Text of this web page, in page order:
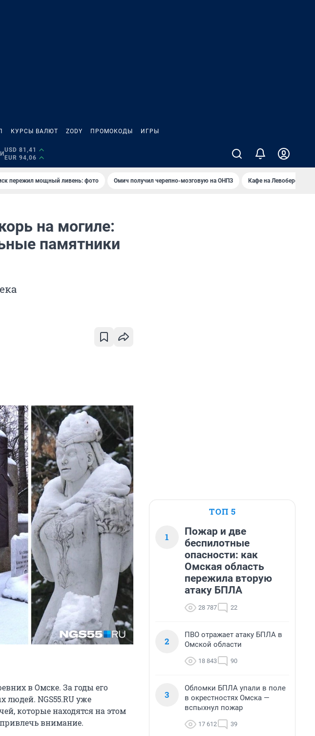
КУРСЫ ВАЛЮТ ZODY ПРОМОКОДЫ ИГРЫ
USD 81,41
EUR 94,06
пережил мощный ливень: фото Омич получил черепно-мозговую на ОНПЗ Кафе на Левобережье
на могиле:
памятники
в Омске. За годы его
людей. NGS55.RU уже
которые находятся на этом
внимание.
ТОП 5
1
Пожар и две
беспилотные
опасности: как
Омская область
пережила вторую
атаку БПЛА
28 787 22
2
ПВО отражает атаку БПЛА в
Омской области
18 843 90
3
Обломки БПЛА упали в поле
в окрестностях Омска —
вспыхнул пожар
17 612 39